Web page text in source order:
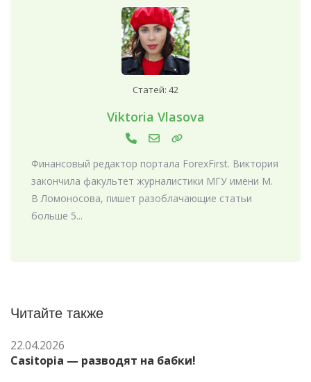
Статей: 42
Viktoria Vlasova
Финансовый редактор портала ForexFirst. Виктория
закончила факультет журналистики МГУ имени М.
В Ломоносова, пишет разоблачающие статьи
больше 5...
Читайте также
22.04.2026
Casitopia — разводят на бабки!